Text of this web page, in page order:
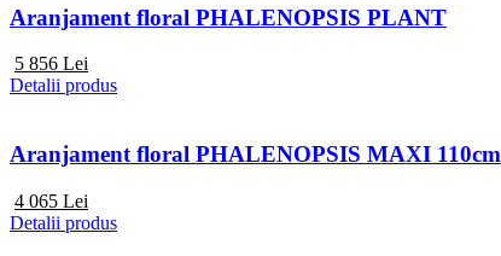
Aranjament floral PHALENOPSIS PLANT
5 856 Lei
Detalii produs
Aranjament floral PHALENOPSIS MAXI 110cm
4 065 Lei
Detalii produs